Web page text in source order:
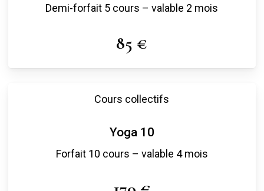
Demi-forfait 5 cours – valable 2 mois
85 €
Cours collectifs
Yoga 10
Forfait 10 cours – valable 4 mois